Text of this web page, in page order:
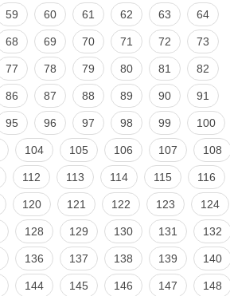
59 60 61 62 63 64
68 69 70 71 72 73
77 78 79 80 81 82
86 87 88 89 90 91
95 96 97 98 99 100
104 105 106 107 108
112 113 114 115 116
120 121 122 123 124
128 129 130 131 132
136 137 138 139 140
144 145 146 147 148